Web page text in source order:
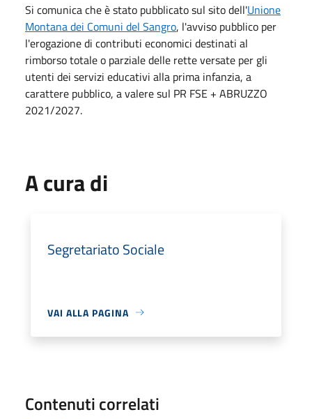
Si comunica che è stato pubblicato sul sito dell'Unione
Montana dei Comuni del Sangro, l'avviso pubblico per
l'erogazione di contributi economici destinati al
rimborso totale o parziale delle rette versate per gli
utenti dei servizi educativi alla prima infanzia, a
carattere pubblico, a valere sul PR FSE + ABRUZZO
2021/2027.
A cura di
Segretariato Sociale
VAI ALLA PAGINA
Contenuti correlati